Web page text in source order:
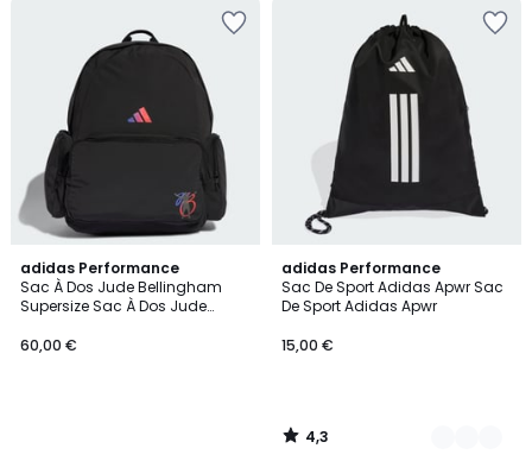
adidas Performance
Sac À Dos Jude Bellingham
Supersize Sac À Dos Jude
60,00 €
adidas Performance
Sac De Sport Adidas Apwr Sac
De Sport Adidas Apwr
15,00 €
4,3
/ 5
3
Couleurs
4,3
/